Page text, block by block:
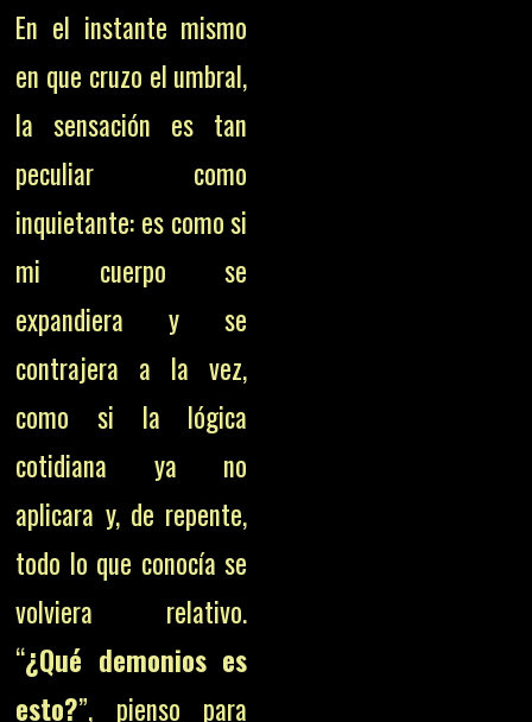
En el instante mismo
en que cruzo el umbral,
la sensación es tan
peculiar como
inquietante: es como si
mi cuerpo se
expandiera y se
contrajera a la vez,
como si la lógica
cotidiana ya no
aplicara y, de repente,
todo lo que conocía se
volviera relativo.
“¿Qué demonios es
esto?”, pienso para